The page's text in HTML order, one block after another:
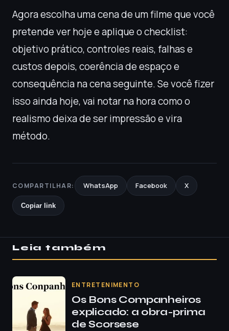
Agora escolha uma cena de um filme que você
pretende ver hoje e aplique o checklist:
objetivo prático, controles reais, falhas e
custos depois, coerência de espaço e
consequência na cena seguinte. Se você fizer
isso ainda hoje, vai notar na hora como o
realismo deixa de ser impressão e vira
método.
COMPARTILHAR: WhatsApp Facebook X
Copiar link
Leia também
ENTRETENIMENTO
Os Bons Companheiros
explicado: a obra-prima
de Scorsese